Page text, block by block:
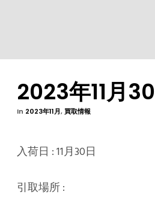
2023年11月
In 2023年11月, 買取情報
入荷日 : 11月30日
引取場所 :